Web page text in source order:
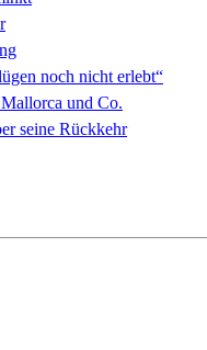
noch nicht erlebt“
und Co.
seine Rückkehr